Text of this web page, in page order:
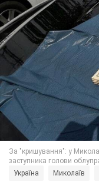
Україна Миколаїв